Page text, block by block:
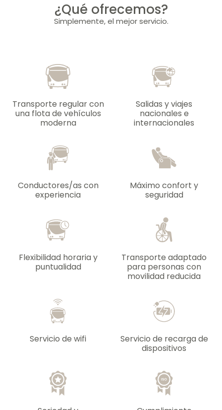
¿Qué ofrecemos?
Simplemente, el mejor servicio.
Transporte regular con
una flota de vehículos
moderna
Salidas y viajes
nacionales e
internacionales
Conductores/as con
experiencia
Máximo confort y
seguridad
Flexibilidad horaria y
puntualidad
Transporte adaptado
para personas con
movilidad reducida
Servicio de wifi
Servicio de recarga de
dispositivos